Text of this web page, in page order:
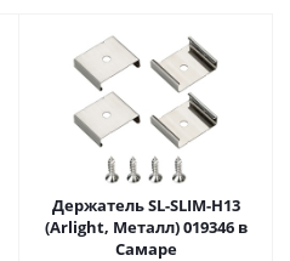
Держатель SL-SLIM-H13
(Arlight, Металл) 019346 в
Самаре